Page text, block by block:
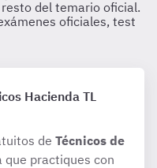
Hacienda TL
de Técnicos de
que practiques con